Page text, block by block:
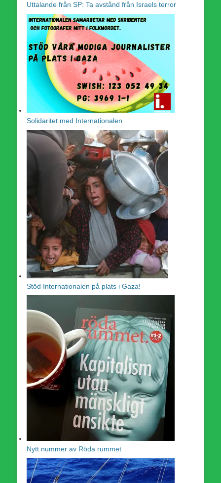
Uttalande från SP: Ta avstånd från Israels terror
Solidaritet med Internationalen
Stöd Internationalen på plats i Gaza!
Nytt nummer av Röda rummet